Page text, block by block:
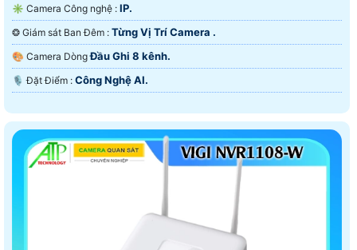
✳️ Camera Công nghệ : IP.
❂ Giám sát Ban Đêm : Từng Vị Trí Camera .
🎨 Camera DòngĐầu Ghi 8 kênh.
️🎙 Đặt Điểm : Công Nghệ AI.